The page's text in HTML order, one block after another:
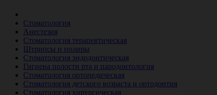
Стоматология
Анестезия
Стоматология терапевтическая
Штрипсы и полиры
Стоматология эндодонтическая
Гигиена полости рта и пародонтология
Стоматология ортопедическая
Стоматология детского возраста и ортодонтия
Стоматология хирургическая